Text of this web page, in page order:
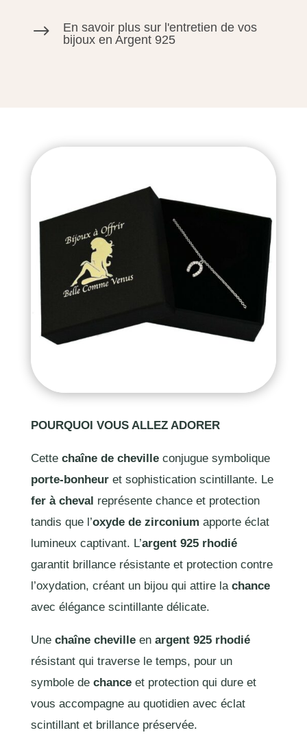
$
En savoir plus sur l'entretien de vos
bijoux en Argent 925
POURQUOI VOUS ALLEZ ADORER
Cette chaîne de chevilleconjugue symbolique
porte-bonheuret sophistication scintillante. Le
fer à cheval représente chance et protection
tandis que l’oxyde de zirconium apporte éclat
lumineux captivant. L’argent 925 rhodié
garantit brillance résistante et protection contre
l’oxydation, créant un bijou qui attire la chance
avec élégance scintillante délicate.
Une chaîne chevilleen argent 925 rhodié
résistant qui traverse le temps, pour un
symbole de chanceet protection qui dure et
vous accompagne au quotidien avec éclat
scintillant et brillance préservée.